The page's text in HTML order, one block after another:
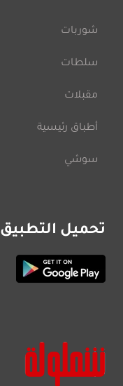
شوربات
سلطات
مقبلات
أطباق رئيسية
سوشي
تحميل التطبيق